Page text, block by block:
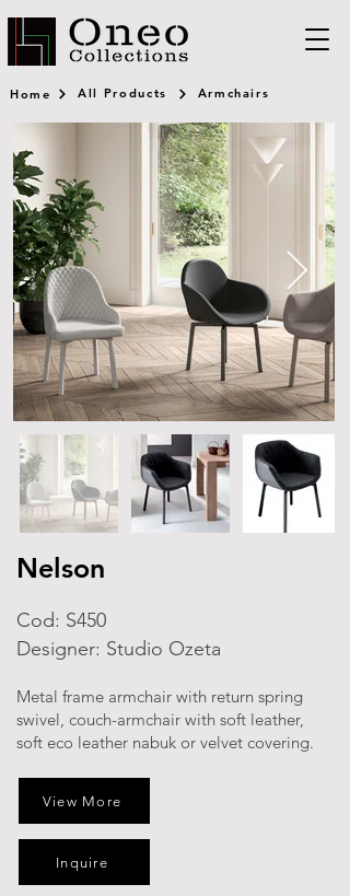
Home All Products Armchairs
Nelson
Cod: S450
Designer: Studio Ozeta
Metal frame armchair with return spring
swivel, couch-armchair with soft leather,
soft eco leather nabuk or velvet covering.
View More
Inquire